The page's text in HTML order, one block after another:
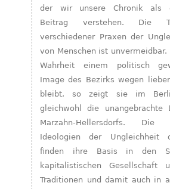
der wir unsere Chronik als
Beitrag verstehen. Die
verschiedener Praxen der
von Menschen ist unvermeidbar.
Wahrheit einem politisch
Image des Bezirks wegen
bleibt, so zeigt sie im
gleichwohl die unangebrachte
Marzahn-Hellersdorfs. Die
Ideologien der Ungleichheit
finden ihre Basis in den
kapitalistischen Gesellschaft
Traditionen und damit auch in